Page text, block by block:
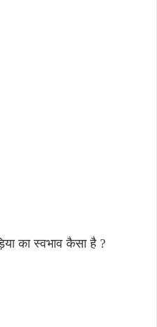
का स्वभाव कैसा है ?